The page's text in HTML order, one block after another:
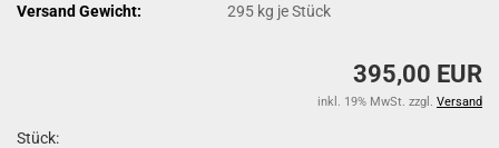
Versand Gewicht:
295 kg je Stück
395,00 EUR
inkl. 19% MwSt. zzgl. Versand
Stück: